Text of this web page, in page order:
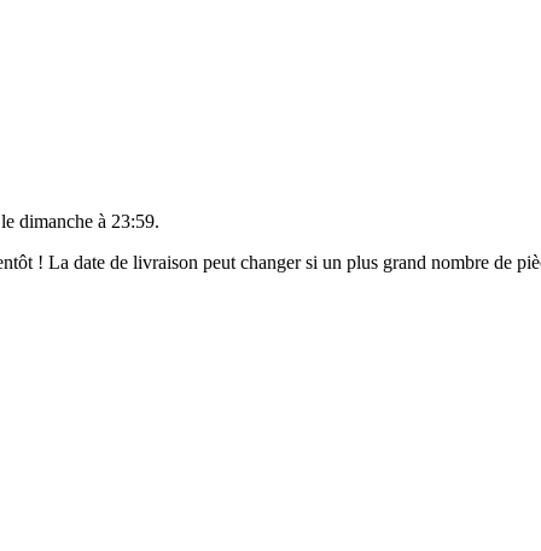
dimanche à 23:59.
! La date de livraison peut changer si un plus grand nombre de